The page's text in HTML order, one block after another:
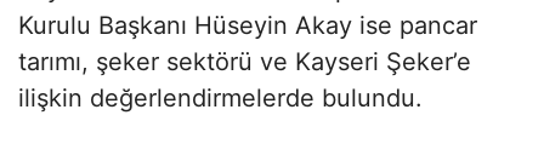
Kurulu Başkanı Hüseyin Akay ise pancar
tarımı, şeker sektörü ve Kayseri Şeker’e
ilişkin değerlendirmelerde bulundu.